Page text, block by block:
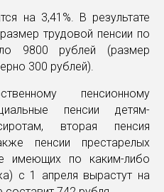
на 3,41%. В результате
трудовой пенсии по
9800 рублей (размер
300 рублей).
пенсионному
пенсии детям-
вторая пенсия
пенсии престарелых
имеющих по каким-либо
с 1 апреля вырастут на